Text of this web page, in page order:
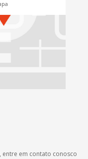
entre em contato conosco